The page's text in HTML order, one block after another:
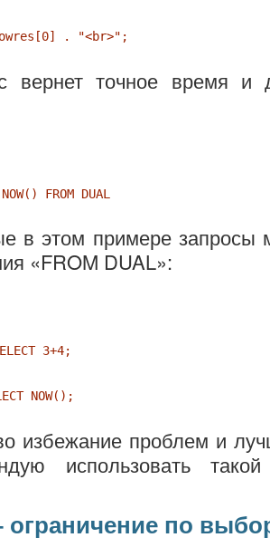
[0] . "<br>" ;
вернет точное время и
FROM DUAL
в этом примере запросы
«FROM DUAL»:
3+4;
NOW();
избежание проблем и
использовать
ограничение по